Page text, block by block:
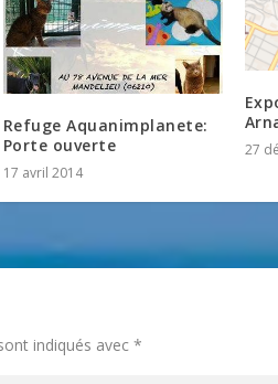
Refuge Aquanimplanete:
Porte ouverte
17 avril 2014
27
indiqués avec*